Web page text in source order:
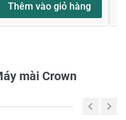
Thêm vào giỏ hàng
mài Crown